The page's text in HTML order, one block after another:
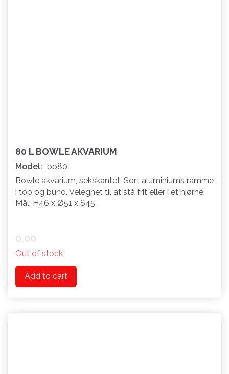
80 L BOWLE AKVARIUM
Model:
bo80
Bowle akvarium, sekskantet. Sort aluminiums ramme
i top og bund. Velegnet til at stå frit eller i et hjørne.
Mål: H46 x Ø51 x S45
0,00
Out of stock
Add to cart